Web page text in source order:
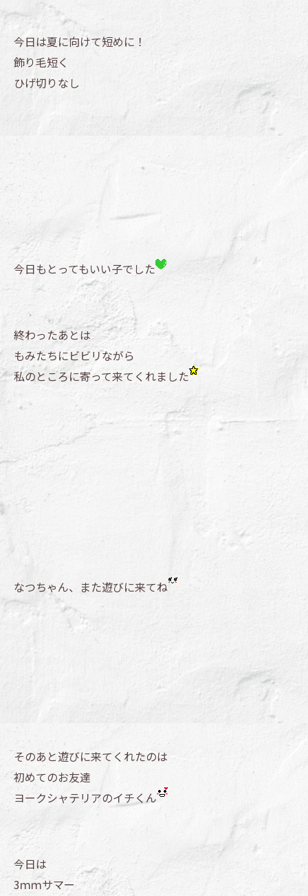
今日は夏に向けて短めに！
飾り毛短く
ひげ切りなし
今日もとってもいい子でした
終わったあとは
もみたちにビビリながら
私のところに寄って来てくれました
なつちゃん、また遊びに来てね
そのあと遊びに来てくれたのは
初めてのお友達
ヨークシャテリアのイチくん
今日は
3ｍｍサマー